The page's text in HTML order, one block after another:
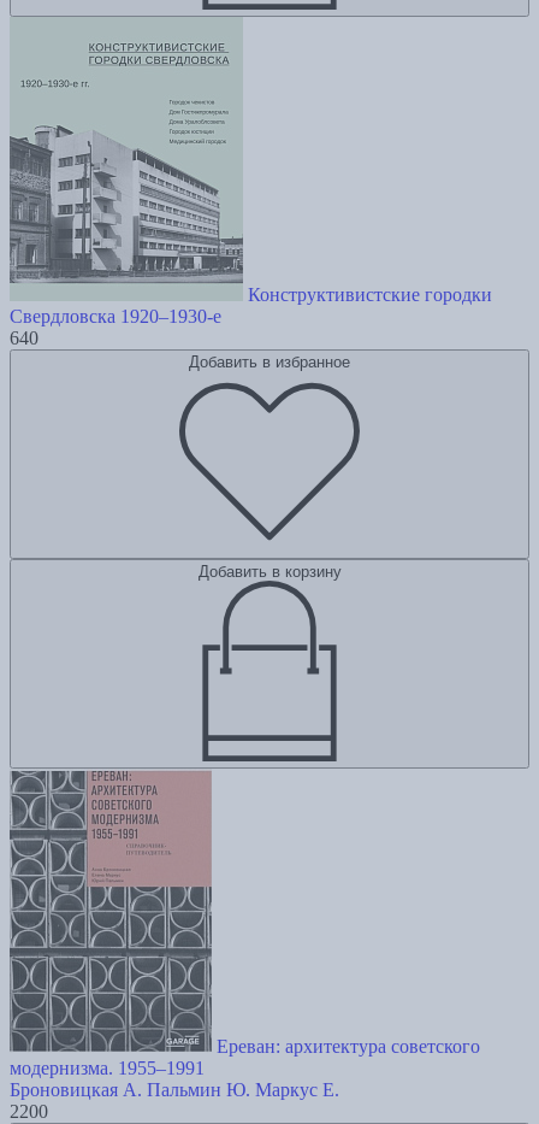
Конструктивистские городки
Свердловска 1920–1930-е
640
Добавить в избранное
Добавить в корзину
Ереван: архитектура советского
модернизма. 1955–1991
Броновицкая А. Пальмин Ю. Маркус Е.
2200